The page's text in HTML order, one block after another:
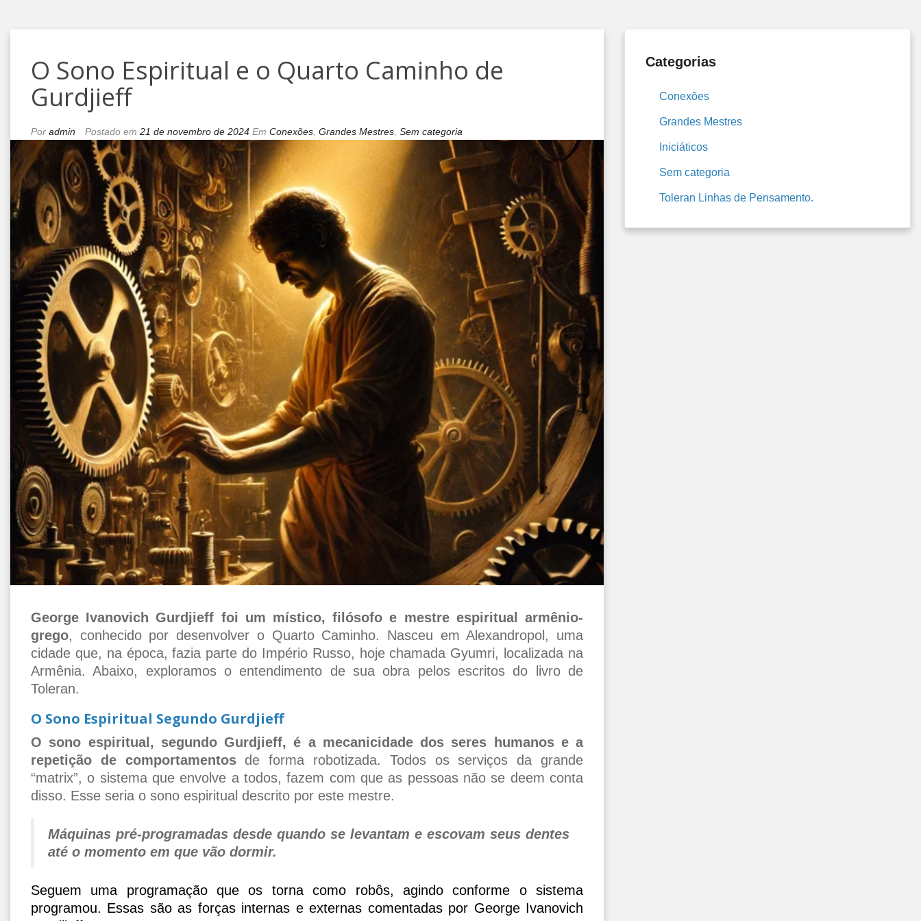
O Sono Espiritual e o Quarto Caminho de
Gurdjieff
Por admin Postado em 21 de novembro de 2024 Em Conexões Grandes Mestres Sem categoria
George Ivanovich Gurdjieff foi um místico, filósofo e mestre espiritual armênio-
grego, conhecido por desenvolver o Quarto Caminho. Nasceu em Alexandropol, uma
cidade que, na época, fazia parte do Império Russo, hoje chamada Gyumri, localizada na
Armênia. Abaixo, exploramos o entendimento de sua obra pelos escritos do livro de
Toleran.
O Sono Espiritual Segundo Gurdjieff
O sono espiritual, segundo Gurdjieff, é a mecanicidade dos seres humanos e a
repetição de comportamentosde forma robotizada. Todos os serviços da grande
“matrix”, o sistema que envolve a todos, fazem com que as pessoas não se deem conta
disso. Esse seria o sono espiritual descrito por este mestre.
Máquinas pré-programadas desde quando se levantam e escovam seus dentes
até o momento em que vão dormir.
Seguem uma programação que os torna como robôs, agindo conforme o sistema
programou. Essas são as forças internas e externas comentadas por George Ivanovich
Categorias
Conexões
Grandes Mestres
Iniciáticos
Sem categoria
Toleran Linhas de Pensamento.